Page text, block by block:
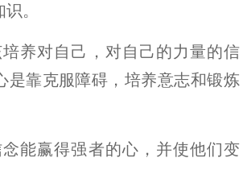
。
养对自己，对自己的力量的信
是靠克服障碍，培养意志和锻炼
能赢得强者的心，并使他们变